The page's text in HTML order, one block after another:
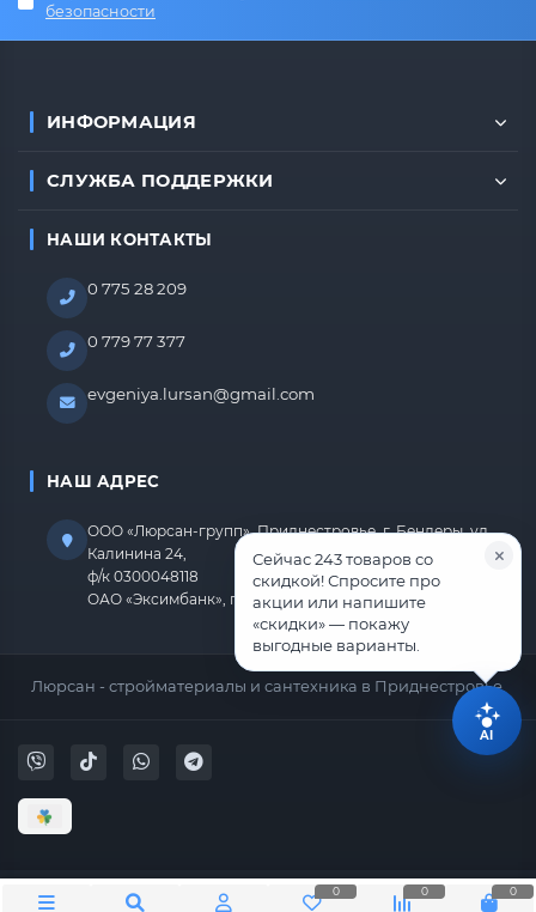
безопасности
ИНФОРМАЦИЯ
СЛУЖБА ПОДДЕРЖКИ
НАШИ КОНТАКТЫ
0 775 28 209
0 779 77 377
evgeniya.lursan@gmail.com
НАШ АДРЕС
ООО «Люрсан-групп», Приднестровье, г. Бендеры, ул.
Калинина 24,
ф/к 0300048118
ОАО «Эксимбанк», г.Бендеры, р/с 2212670000000818
Люрсан - стройматериалы и сантехника в Приднестровье.
Сейчас 243 товаров со
скидкой! Спросите про
акции или напишите
«скидки» — покажу
выгодные варианты.
AI
0 0 0